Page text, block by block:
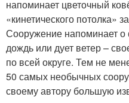
напоминает цветочный
«кинетического потолка»
Сооружение напоминает о
дождь или дует ветер –
по всей округе. Тем не
50 самых необычных
своему автору большую